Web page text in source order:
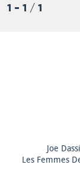
1 - 1 / 1
Joe
Les Femmes